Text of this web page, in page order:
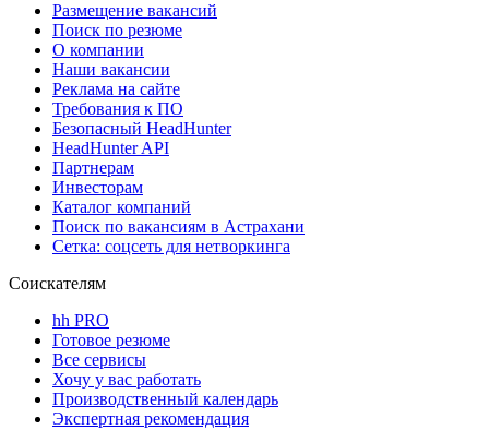
Размещение вакансий
Поиск по резюме
О компании
Наши вакансии
Реклама на сайте
Требования к ПО
Безопасный HeadHunter
HeadHunter API
Партнерам
Инвесторам
Каталог компаний
Поиск по вакансиям в Астрахани
Сетка: соцсеть для нетворкинга
Соискателям
hh PRO
Готовое резюме
Все сервисы
Хочу у вас работать
Производственный календарь
Экспертная рекомендация